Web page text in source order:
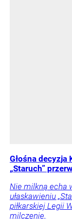
Głośna decyzja
„Staruch”
Nie milkną echa
ułaskawieniu
piłkarskiej Legii
milczenie.